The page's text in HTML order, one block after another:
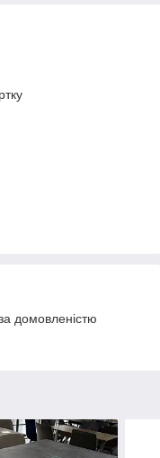
домовленістю